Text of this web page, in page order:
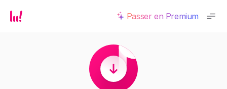
Passer en Premium